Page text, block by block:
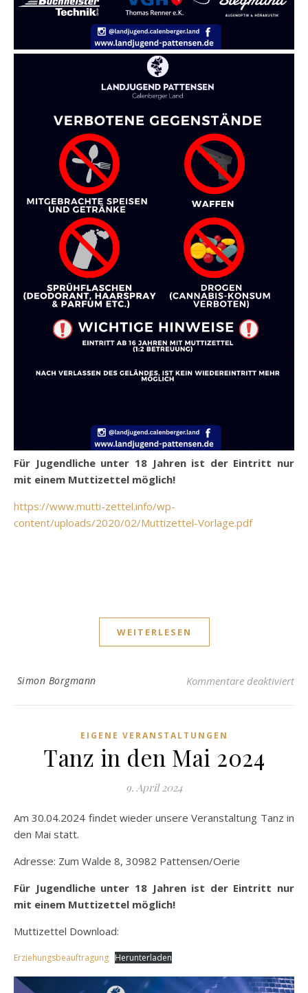
Für Jugendliche unter 18 Jahren ist der Eintritt nur
mit einem Muttizettel möglich!
https://www.mutti-zettel.info/wp-
content/uploads/2020/02/Muttizettel-Vorlage.pdf
WEITERLESEN
Simon Borgmann Kommentare deaktiviertfür
EIGENE VERANSTALTUNGEN
Tanz in den Mai 2024
9. April 2024
Am 30.04.2024 findet wieder unsere Veranstaltung Tanz in
den Mai statt.
Adresse: Zum Walde 8, 30982 Pattensen/Oerie
Für Jugendliche unter 18 Jahren ist der Eintritt nur
mit einem Muttizettel möglich!
Muttizettel Download:
Erziehungsbeauftragung Herunterladen